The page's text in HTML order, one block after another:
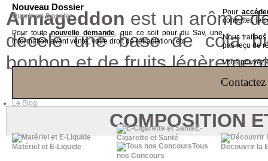
Nouveau Dossier
Ouvrir un Dossier
Pour toutenouvelle demande, que ce soit pour du Sav, une
information avant vente, votre droit de rétractation, etc
Pour
consulter, le
Nous
pas reçu de
Vous pouvez
Le Blog
Matériel et E-Liquide
E-
Cigarette et Santé
Tous
nos Concours
Découvrir la
Armageddon est un arôme
décèle une base de cola
bonbon et de fruits
COMPOSITION